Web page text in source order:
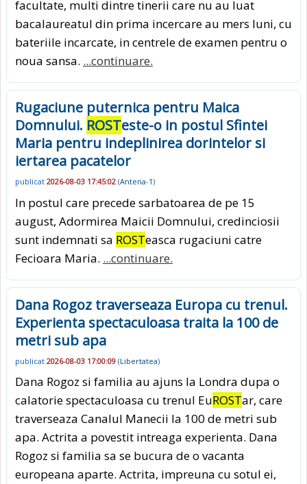
facultate, multi dintre tinerii care nu au luat
bacalaureatul din prima incercare au mers luni, cu
bateriile incarcate, in centrele de examen pentru o
noua sansa. ...continuare.
Rugaciune puternica pentru Maica
Domnului. ROSTeste-o in postul Sfintei
Maria pentru indeplinirea dorintelor si
iertarea pacatelor
publicat 2026-08-03 17:45:02 (Antena-1)
In postul care precede sarbatoarea de pe 15
august, Adormirea Maicii Domnului, credinciosii
sunt indemnati sa ROSTeasca rugaciuni catre
Fecioara Maria. ...continuare.
Dana Rogoz traverseaza Europa cu trenul.
Experienta spectaculoasa traita la 100 de
metri sub apa
publicat 2026-08-03 17:00:09 (Libertatea)
Dana Rogoz si familia au ajuns la Londra dupa o
calatorie spectaculoasa cu trenul EuROSTar, care
traverseaza Canalul Manecii la 100 de metri sub
apa. Actrita a povestit intreaga experienta. Dana
Rogoz si familia sa se bucura de o vacanta
europeana aparte. Actrita, impreuna cu sotul ei,